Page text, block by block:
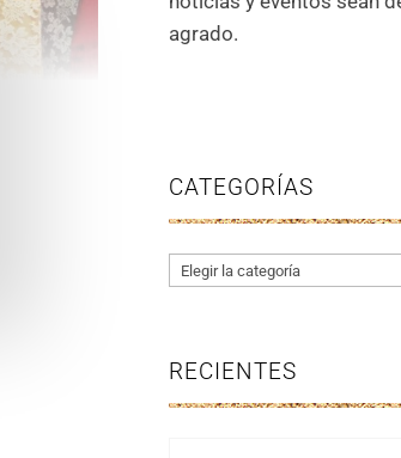
agrado.
CATEGORÍAS
Categorías
RECIENTES